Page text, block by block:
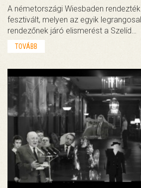
A németországi Wiesbaden
fesztivált, melyen az egyik
rendezőnek járó elismerést a Szelíd…
TOVÁBB